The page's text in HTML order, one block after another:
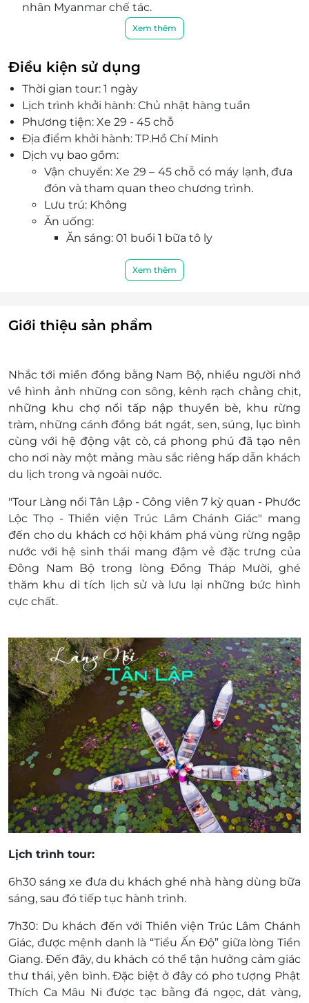
nhân Myanmar chế tác.
Khám phá Làng nổi Tân Lập, khu sinh thái
một miền Tây thu nhỏ giữa lòng Long An.
Chu du khắp thể giới chiêm ngưỡng mô hình 7
kỳ quan thế giới tại công viên kỳ quan: nhà hát
opera Sydney, đền Taj Mahal, tháp nghiêng Pisa,
tháp Eiffel - Pháp, tượng Nữ Thần Tự Do.
Khám phá con đường xuyên rừng tràm dài nhất
Việt Nam
Ngắm toàn cảnh khu rừng tràm và vùng Đồng
Tháp Mười từ độ cao 18m
Khám phá không gian hoài cổ - Làng Cổ Phước
Lộc Thọ.
Thưởng thức đặc sản: lẩu mắm miền tây, cá lóc
nướng lá sen non.
Xem thêm
Điều kiện sử dụng
Thời gian tour: 1 ngày
Lịch trình khởi hành: Chủ nhật hàng tuần
Phương tiện: Xe 29 - 45 chỗ
Địa điểm khởi hành: TP.Hồ Chí Minh
Dịch vụ bao gồm:
Vận chuyển: Xe 29 – 45 chỗ có máy lạnh, đưa
đón và tham quan theo chương trình.
Lưu trú: Không
Ăn uống:
Ăn sáng: 01 buổi 1 bữa tô ly
Bảo hiểm: Mức tối đa 30,000,000 vnđ/vụ
vẻ.
Vé vào KDL Làng nổi Tân Lập
Xuồng chèo
Nước uống trên xe + khăn lạnh mỗi
ngày.
Dịch vụ không bao gồm:
Thuế VAT 10%.
Vé tắm thuốc Dao đỏ.
Và các chi phí khác không được đề cập đến
trong chương trình.
Trẻ em từ 05 tuổi trở xuống miễn phí, bố mẹ
tự lo cho bé
Trẻ em từ 05 đến dưới 10 tuổi tính 80% giá
tour người lớn, ngồi 1 ghế ô tô, ngủ ghép
chung với bố mẹ bao gồm vé máy bay khứ
Trẻ em từ đủ 10 tuổi trở lên tính như người
lớn.
Thông tin đặt tour: Đặt 07 - 10 ngày trước ngày
khởi hành
Điện thoại đặt tour & tư vấn HCM (9h00 -
20h00): 1900 2065 / 0973428858 -
0906229691
Địa chỉ: 1A Lê Đình Thụ, P. Tân Thành, Q. Tân
Phú, TP. HCM
Điều kiện hoãn/huỷ tour: Nhằm đảm bảo lịch
khởi hành, chúng tôi không hỗ trợ hoàn/hủy/
đổi/trả voucher. Do vậy quý khách vui lòng cân
nhắc kỹ trước khi thanh toán.
Điều kiện khác:
khách
Một khách hàng được mua nhiều E-
Voucher/E-Coupon
E-Voucher/E-Coupon không có giá trị quy
đổi thành tiền mặt, không trả lại tiền thừa.
Không áp dụng đồng thời với chương trình
khuyến mại khác.
Xem thêm
Giới thiệu sản phẩm
Nhắc tới miền đồng bằng Nam Bộ, nhiều người nhớ
về hình ảnh những con sông, kênh rạch chằng chịt,
những khu chợ nổi tấp nập thuyền bè, khu rừng
tràm, những cánh đồng bát ngát, sen, súng, lục bình
cùng với hệ động vật cò, cá phong phú đã tạo nên
cho nơi này một mảng màu sắc riêng hấp dẫn khách
du lịch trong và ngoài nước.
"Tour Làng nổi Tân Lập - Công viên 7 kỳ quan - Phước
Lộc Thọ - Thiền viện Trúc Lâm Chánh Giác" mang
đến cho du khách cơ hội khám phá vùng rừng ngập
nước với hệ sinh thái mang đậm vẻ đặc trưng của
Đông Nam Bộ trong lòng Đồng Tháp Mười, ghé
thăm khu di tích lịch sử và lưu lại những bức hình
cực chất.
Lịch trình tour:
6h30 sáng xe đưa du khách ghé nhà hàng dùng bữa
sáng, sau đó tiếp tục hành trình.
7h30: Du khách đến với Thiền viện Trúc Lâm Chánh
Giác, được mệnh danh là “Tiểu Ấn Độ” giữa lòng Tiền
Giang. Đến đây, du khách có thể tận hưởng cảm giác
thư thái, yên bình. Đặc biệt ở đây có pho tượng Phật
Thích Ca Mâu Ni được tạc bằng đá ngọc, dát vàng,